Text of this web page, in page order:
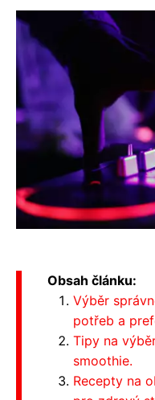
Obsah článku:
Výběr
potřeb a
Tipy na
smoothie.
Recepty na